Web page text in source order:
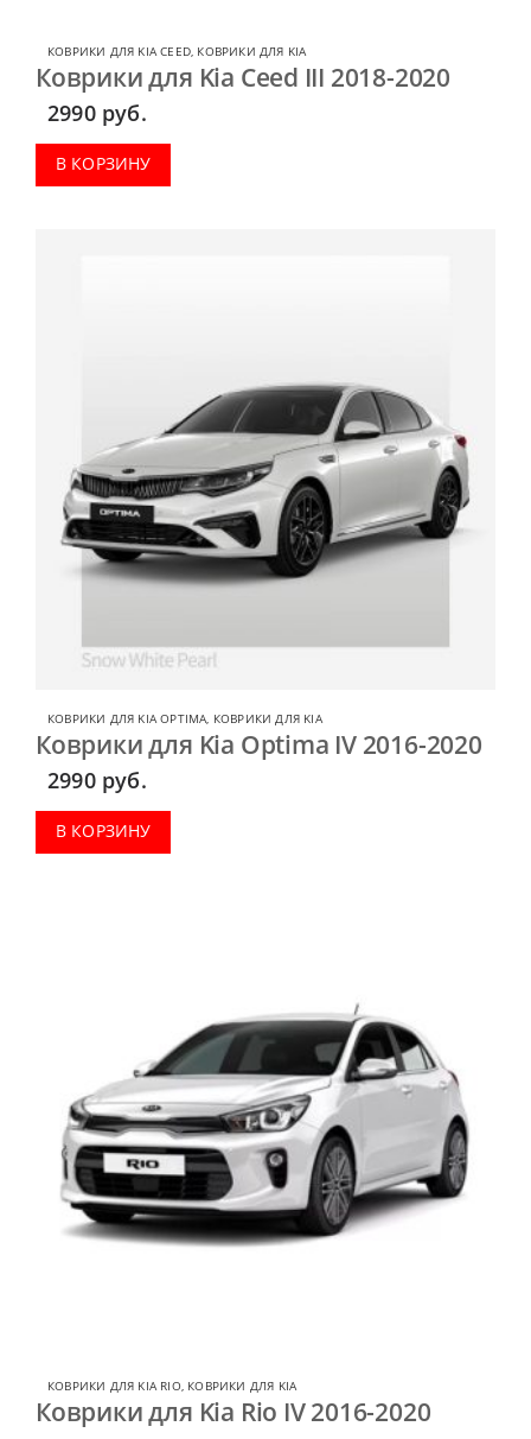
КОВРИКИ ДЛЯ KIA CEED КОВРИКИ ДЛЯ KIA
Коврики для Kia Ceed III 2018-2020
2990 руб.
В КОРЗИНУ
КОВРИКИ ДЛЯ KIA OPTIMA, КОВРИКИ ДЛЯ KIA
Коврики для Kia Optima IV 2016-2020
2990 руб.
В КОРЗИНУ
КОВРИКИ ДЛЯ KIA RIO, КОВРИКИ ДЛЯ KIA
Коврики для Kia Rio IV 2016-2020